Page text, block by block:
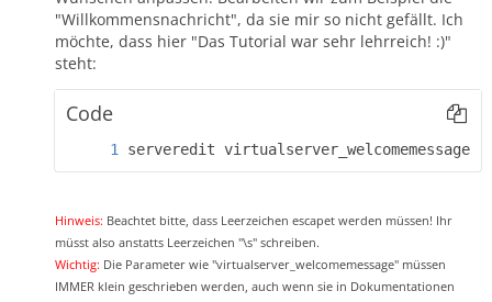
"Willkommensnachricht", da sie mir so nicht gefällt. Ich
möchte, dass hier "Das Tutorial war sehr lehrreich! :)"
steht:
Code
serveredit
Hinweis: Beachtet bitte, dass Leerzeichen escapet werden müssen! Ihr
müsst also anstatts Leerzeichen "\s" schreiben.
Wichtig: Die Parameter wie "virtualserver_welcomemessage" müssen
IMMER klein geschrieben werden, auch wenn sie in Dokumentationen